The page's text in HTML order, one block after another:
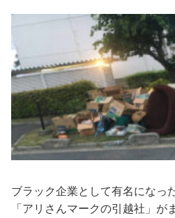
ブラック企業として有名になっ
「アリさんマークの引越社」が